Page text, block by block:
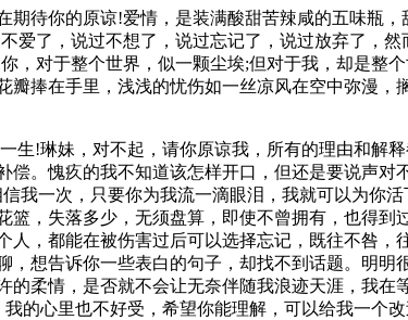
待你的原谅!爱情，是装满酸甜苦辣咸的五味瓶
了，说过不想了，说过忘记了，说过放弃了，
对于整个世界，似一颗尘埃;但对于我，却是整
捧在手里，浅浅的忧伤如一丝凉风在空中弥漫，
!琳妹，对不起，请你原谅我，所有的理由和解
。愧疚的我不知道该怎样开口，但还是要说声对
我一次，只要你为我流一滴眼泪，我就可以为你
，失落多少，无须盘算，即使不曾拥有，也得
，都能在被伤害过后可以选择忘记，既往不咎
想告诉你一些表白的句子，却找不到话题。明
柔情，是否就不会让无奈伴随我浪迹天涯，我
的心里也不好受，希望你能理解，可以给我一个